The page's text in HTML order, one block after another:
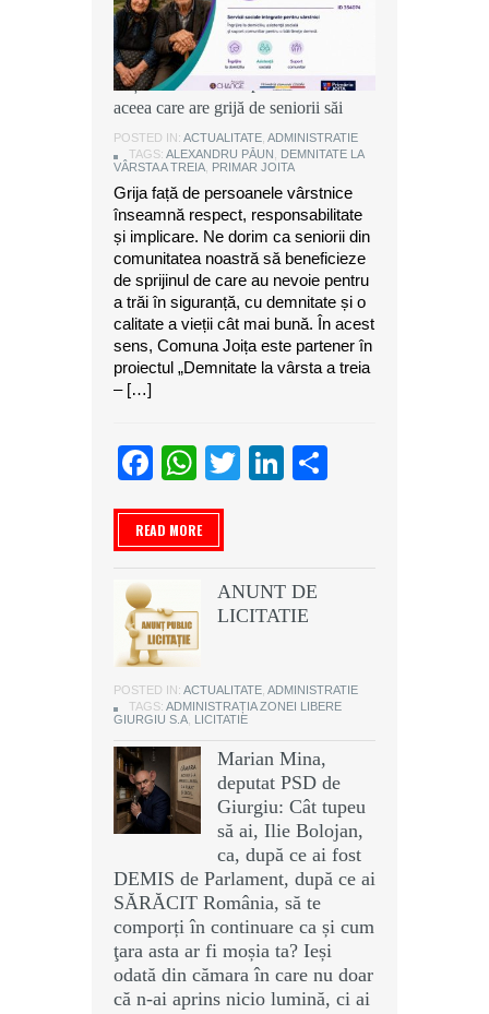
Alexandru Păun, primarul comunei
Joița: O comunitate puternică este
aceea care are grijă de seniorii săi
POSTED IN: ACTUALITATE ADMINISTRATIE
TAGS: ALEXANDRU PĂUN
DEMNITATE LA
VÂRSTA A TREIA PRIMAR JOITA
Grija față de persoanele vârstnice
înseamnă respect, responsabilitate
și implicare. Ne dorim ca seniorii din
comunitatea noastră să beneficieze
de sprijinul de care au nevoie pentru
a trăi în siguranță, cu demnitate și o
calitate a vieții cât mai bună. În acest
sens, Comuna Joița este partener în
proiectul „Demnitate la vârsta a treia
– […]
Facebook
WhatsApp
TwitterLinkedIn
READ MORE
ANUNT DE
LICITATIE
POSTED IN: ACTUALITATE ADMINISTRATIE
TAGS: ADMINISTRAȚIA ZONEI LIBERE
GIURGIU S.A LICITATIE
Marian Mina,
deputat PSD de
Giurgiu: Cât tupeu
să ai, Ilie Bolojan,
ca, după ce ai fost
DEMIS de Parlament, după ce ai
SĂRĂCIT România, să te
comporți în continuare ca și cum
ţara asta ar fi moșia ta? Ieși
odată din cămara în care nu doar
că n-ai aprins nicio lumină, ci ai